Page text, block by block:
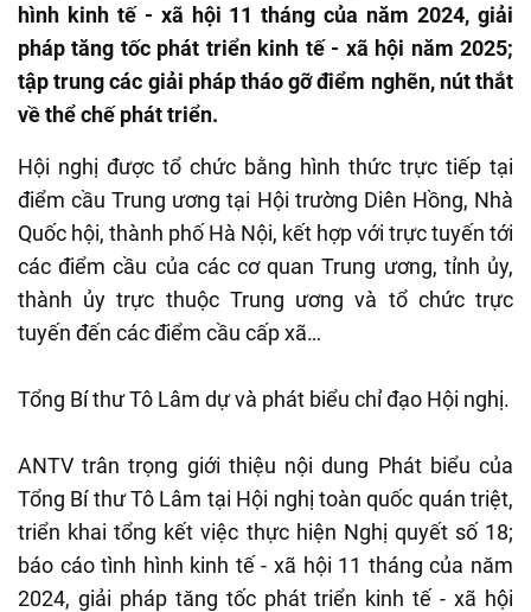
hình kinh tế - xã hội 11 tháng của năm 2024, giải
pháp tăng tốc phát triển kinh tế - xã hội năm 2025;
tập trung các giải pháp tháo gỡ điểm nghẽn, nút thắt
về thể chế phát triển.
Hội nghị được tổ chức bằng hình thức trực tiếp tại
điểm cầu Trung ương tại Hội trường Diên Hồng, Nhà
Quốc hội, thành phố Hà Nội, kết hợp với trực tuyến tới
các điểm cầu của các cơ quan Trung ương, tỉnh ủy,
thành ủy trực thuộc Trung ương và tổ chức trực
tuyến đến các điểm cầu cấp xã…
Tổng Bí thư Tô Lâm dự và phát biểu chỉ đạo Hội nghị.
ANTV trân trọng giới thiệu nội dung Phát biểu của
Tổng Bí thư Tô Lâm tại Hội nghị toàn quốc quán triệt,
triển khai tổng kết việc thực hiện Nghị quyết số 18;
báo cáo tình hình kinh tế - xã hội 11 tháng của năm
2024, giải pháp tăng tốc phát triển kinh tế - xã hội